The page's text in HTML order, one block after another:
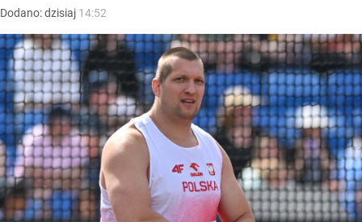
Dodano:dzisiaj 14:52